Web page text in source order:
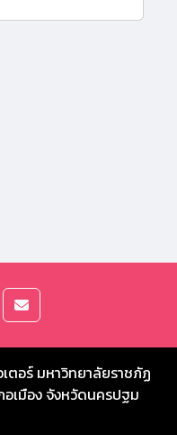
ตอร์ มหาวิทยาลัยราชภัฏ
เมือง จังหวัดนครปฐม